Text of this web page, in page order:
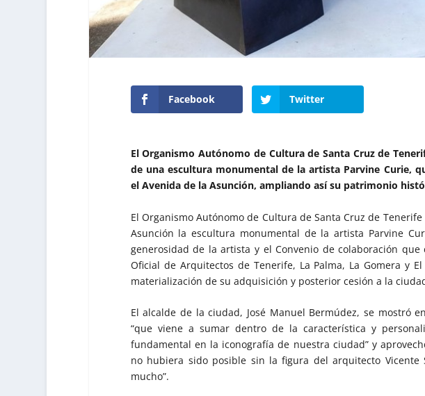
Facebook Twitter
El Organismo Autónomo de Cultura de Santa Cruz de
de una escultura monumental de la artista Parvine Curie,
el Avenida de la Asunción, ampliando así su patrimonio
El Organismo Autónomo de Cultura de Santa Cruz de
Asunción la escultura monumental de la artista Parvine
generosidad de la artista y el Convenio de colaboración
Oficial de Arquitectos de Tenerife, La Palma, La Gomera y
materialización de su adquisición y posterior cesión a la
El alcalde de la ciudad, José Manuel Bermúdez, se mostró
“que viene a sumar dentro de la característica y
fundamental en la iconografía de nuestra ciudad” y
no hubiera sido posible sin la figura del arquitecto Vicente
mucho”.